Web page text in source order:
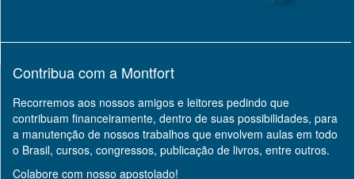
Contribua com a Montfort
Recorremos aos nossos amigos e leitores pedindo que
contribuam financeiramente, dentro de suas possibilidades, para
a manutenção de nossos trabalhos que envolvem aulas em todo
o Brasil, cursos, congressos, publicação de livros, entre outros.
Colabore com nosso apostolado!